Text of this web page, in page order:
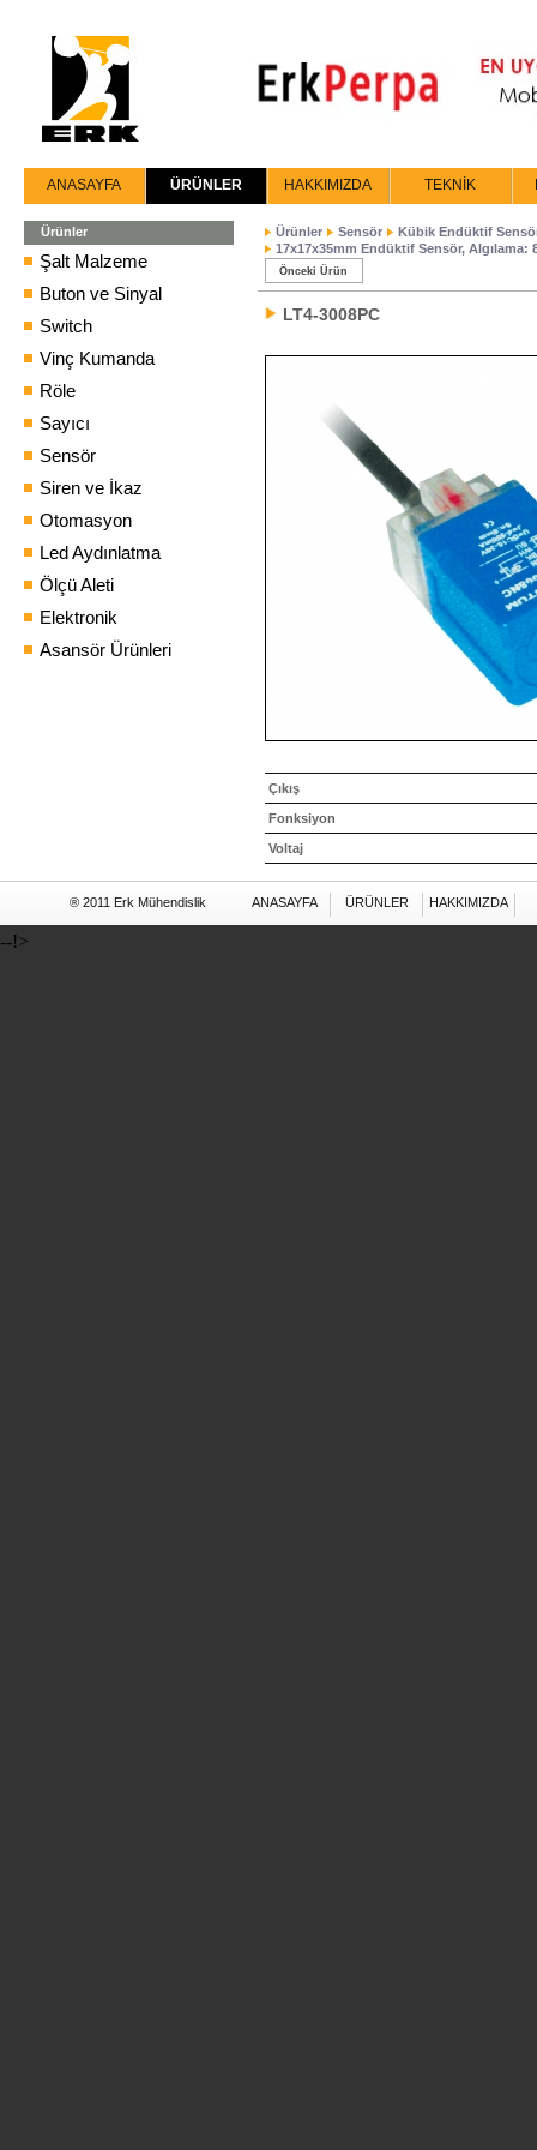
ANASAYFA ÜRÜNLER HAKKIMIZDA TEKNİK
Ürünler
Şalt Malzeme
Buton ve Sinyal
Switch
Vinç Kumanda
Röle
Sayıcı
Sensör
Siren ve İkaz
Otomasyon
Led Aydınlatma
Ölçü Aleti
Elektronik
Asansör Ürünleri
Ürünler Sensör
Kübik Endüktif
17x17x35mm Endüktif Sensör, Algılama:
Önceki Ürün
LT4-3008PC
Çıkış
Fonksiyon
Voltaj
HAKKIMIZDA
ÜRÜNLER
ANASAYFA
® 2011 Erk Mühendislik
--!>